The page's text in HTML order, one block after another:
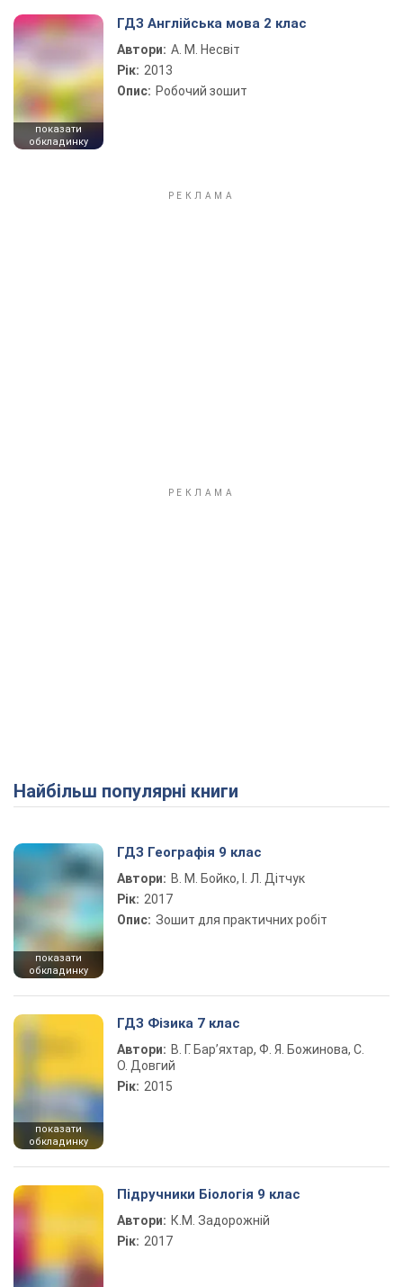
показати
обкладинку
ГДЗ Англійська мова 2 клас
Автори: А. М. Несвіт
Рік: 2013
Опис: Робочий зошит
Найбільш популярні книги
показати
обкладинку
ГДЗ Географія 9 клас
Автори: В. М. Бойко, І. Л. Дітчук
Рік: 2017
Опис: Зошит для практичних робіт
показати
обкладинку
ГДЗ Фізика 7 клас
Автори: В. Г. Бар’яхтар, Ф. Я. Божинова, С.
О. Довгий
Рік: 2015
Підручники Біологія 9 клас
Автори: К.М. Задорожній
Рік: 2017